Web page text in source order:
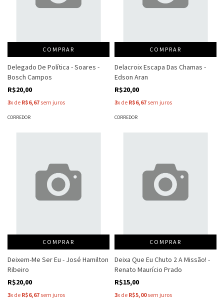
COMPRAR
Delegado De Política - Soares -
Bosch Campos
R$20,00
3x de R$6,67 sem juros
CORREDOR
COMPRAR
Delacroix Escapa Das Chamas -
Edson Aran
R$20,00
3x de R$6,67 sem juros
CORREDOR
COMPRAR
Deixem-Me Ser Eu - José Hamilton
Ribeiro
R$20,00
3x de R$6,67 sem juros
COMPRAR
Deixa Que Eu Chuto 2 A Missão! -
Renato Maurício Prado
R$15,00
3x de R$5,00sem juros